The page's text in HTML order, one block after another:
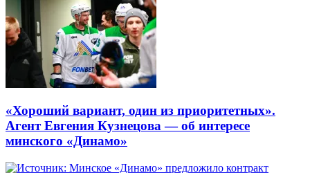
«Хороший вариант, один из приоритетных».
Агент Евгения Кузнецова — об интересе
минского «Динамо»